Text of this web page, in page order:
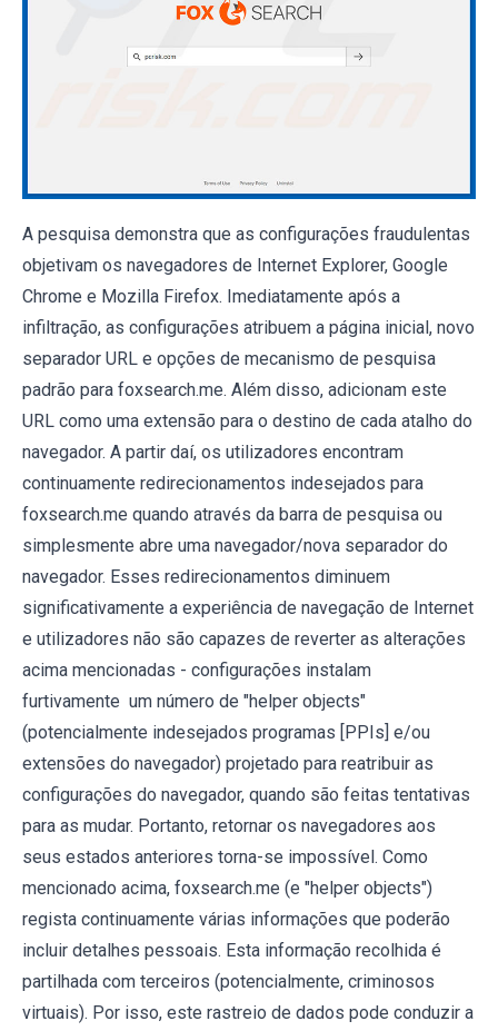
A pesquisa demonstra que as configurações fraudulentas
objetivam os navegadores de Internet Explorer, Google
Chrome e Mozilla Firefox. Imediatamente após a
infiltração, as configurações atribuem a página inicial, novo
separador URL e opções de mecanismo de pesquisa
padrão para foxsearch.me. Além disso, adicionam este
URL como uma extensão para o destino de cada atalho do
navegador. A partir daí, os utilizadores encontram
continuamente redirecionamentos indesejados para
foxsearch.me quando através da barra de pesquisa ou
simplesmente abre uma navegador/nova separador do
navegador. Esses redirecionamentos diminuem
significativamente a experiência de navegação de Internet
e utilizadores não são capazes de reverter as alterações
acima mencionadas - configurações instalam
furtivamente um número de "helper objects"
(potencialmente indesejados programas [PPIs] e/ou
extensões do navegador) projetado para reatribuir as
configurações do navegador, quando são feitas tentativas
para as mudar. Portanto, retornar os navegadores aos
seus estados anteriores torna-se impossível. Como
mencionado acima, foxsearch.me (e "helper objects")
regista continuamente várias informações que poderão
incluir detalhes pessoais. Esta informação recolhida é
partilhada com terceiros (potencialmente, criminosos
virtuais). Por isso, este rastreio de dados pode conduzir a